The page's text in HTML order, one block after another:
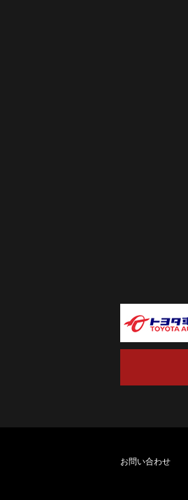
お問い合わせ